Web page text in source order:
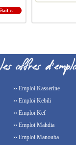
››
›› Emploi Kasserine
›› Emploi Kebili
›› Emploi Kef
›› Emploi Mahdia
›› Emploi Manouba